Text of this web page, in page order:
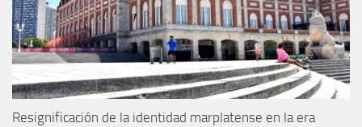
Resignificación de la identidad marplatense en la era